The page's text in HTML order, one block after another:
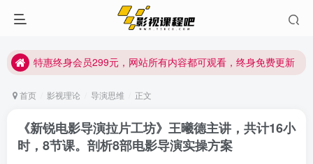
特惠终身会员299元，网站所有内容都可观看，终身免费更新
特惠终身会员299元，网站所有内容都可观看，终身免费更新
首页 影视理论 导演思维 正文
《新锐电影导演拉片工坊》王曦德主讲，共计16小
时，8节课。剖析8部电影导演实操方案